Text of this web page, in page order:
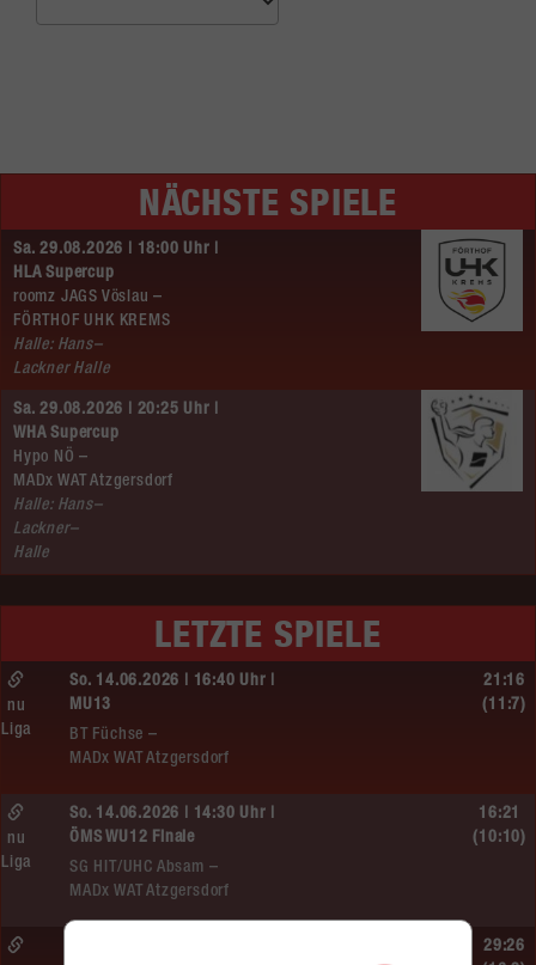
NÄCHSTE SPIELE
Sa. 29.08.2026 | 18:00 Uhr |
HLA Supercup
roomz JAGS Vöslau –
FÖRTHOF UHK KREMS
Halle: Hans–
Lackner Halle
Sa. 29.08.2026 | 20:25 Uhr |
WHA Supercup
Hypo NÖ –
MADx WAT Atzgersdorf
Halle: Hans–
Lackner–
Halle
LETZTE SPIELE
So. 14.06.2026 | 16:40 Uhr |
MU13
BT Füchse –
MADx WAT Atzgersdorf
nu
Liga
21:16
(11:7)
So. 14.06.2026 | 14:30 Uhr |
ÖMS WU12 Finale
SG HIT/UHC Absam –
MADx WAT Atzgersdorf
nu
Liga
16:21
(10:10)
29:26